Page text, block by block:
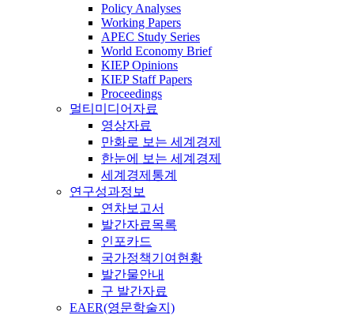
Policy Analyses
Working Papers
APEC Study Series
World Economy Brief
KIEP Opinions
KIEP Staff Papers
Proceedings
멀티미디어자료
영상자료
만화로 보는 세계경제
한눈에 보는 세계경제
세계경제통계
연구성과정보
연차보고서
발간자료목록
인포카드
국가정책기여현황
발간물안내
구 발간자료
EAER(영문학술지)